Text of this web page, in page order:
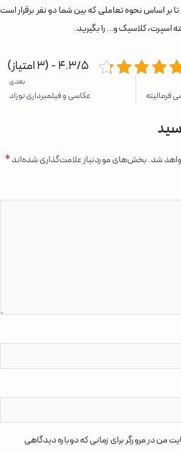
اساس نحوه تعاملی که بین شما دو نفر برقرار است
اسپرت، کلاسیک و… را بگیرید.
4.3/5 - (3 امتیاز)
فرمالیته
بعدی
عکاسی و فیلمبرداری نوزاد
شد.بخش‌های موردنیاز علامت‌گذاری شده‌اند*
من در مرورگر برای زمانی که دوباره دیدگاهی